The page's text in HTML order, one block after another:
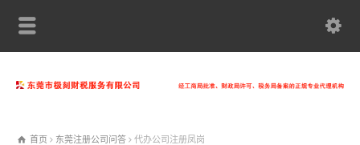
首页 东莞注册公司问答 代办公司注册凤岗